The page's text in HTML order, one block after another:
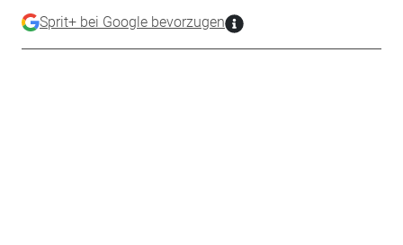
Sprit+ bei Google bevorzugen